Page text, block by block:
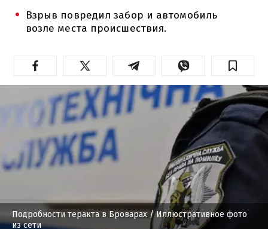
Взрыв повредил забор и автомобиль
возле места происшествия.
Подробности теракта в Броварах / Иллюстративное фото
из сети